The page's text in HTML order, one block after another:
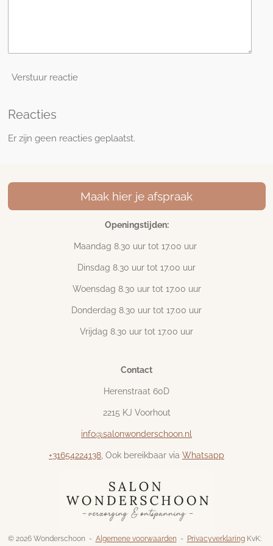
Verstuur reactie
Reacties
Er zijn geen reacties geplaatst.
Maak hier je afspraak
Openingstijden:
Maandag 8.30 uur tot 17.00 uur
Dinsdag 8.30 uur tot 17.00 uur
Woensdag 8.30 uur tot 17.00 uur
Donderdag 8.30 uur tot 17.00 uur
Vrijdag 8.30 uur tot 17.00 uur
Contact
Herenstraat 60D
2215 KJ Voorhout
info@salonwonderschoon.nl
+31654224138, Ook bereikbaar via Whatsapp
© 2026 Wonderschoon - Algemene voorwaarden- PrivacyverklaringKvK: